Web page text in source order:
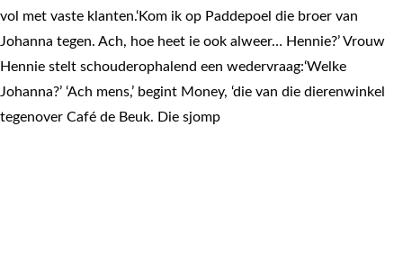
vol met vaste klanten.‘Kom ik op Paddepoel die broer van
Johanna tegen. Ach, hoe heet ie ook alweer… Hennie?’ Vrouw
Hennie stelt schouderophalend een wedervraag:‘Welke
Johanna?’ ‘Ach mens,’ begint Money, ‘die van die dierenwinkel
tegenover Café de Beuk. Die sjomp